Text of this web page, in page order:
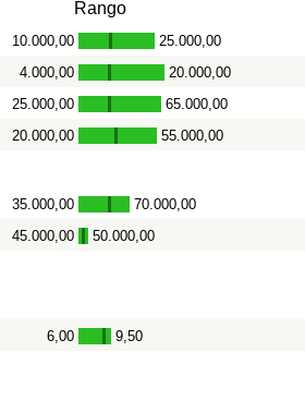
Rango
10.000,00 - 25.000,00
4.000,00 - 20.000,00
25.000,00 - 65.000,00
20.000,00 - 55.000,00
35.000,00 - 70.000,00
45.000,00 - 50.000,00
6,00 - 9,50